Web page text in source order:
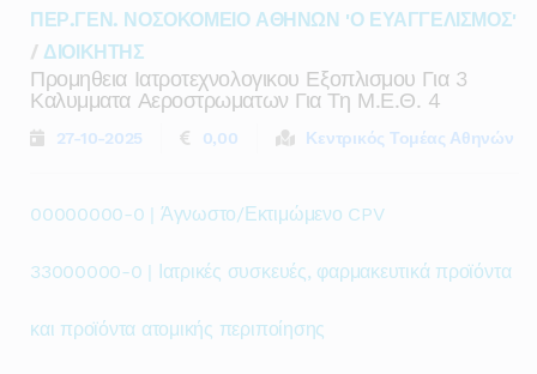
ΠΕΡ.ΓΕΝ. ΝΟΣΟΚΟΜΕΙΟ ΑΘΗΝΩΝ 'Ο ΕΥΑΓΓΕΛΙΣΜΟΣ'
/ ΔΙΟΙΚΗΤΗΣ
Προμηθεια Ιατροτεχνολογικου Εξοπλισμου Για 3
Καλυμματα Αεροστρωματων Για Τη Μ.ε.θ. 4
27-10-2025 0,00 Κεντρικός Τομέας Αθηνών
00000000-0 | Άγνωστο/Εκτιμώμενο CPV
33000000-0 | Ιατρικές συσκευές, φαρμακευτικά προϊόντα
και προϊόντα ατομικής περιποίησης